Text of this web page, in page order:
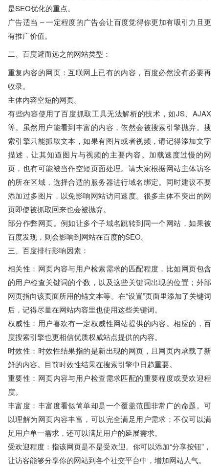
是SEO优化的重点。
广告适当 – 一定程度的广告会让百度觉得你更加有吸引力且更
有推广价值。
二、百度避而远之的网站类型：
重复内容的网页：互联网上已有的内容，百度必然没有必要再
收录。
主体内容空短的网页。
有些内容使用了百度抓取工具无法解析的技术，如JS、AJAX
等。虽然用户能看到丰富的内容，依然会被搜索引擎抛弃。搜
索引擎只能抓取文本，如果有图片或者视频，请记得添加文字
描述，让其知道图片与视频的主要内容。加载速度过慢的网
页，也有可能被当作空短页面处理。请大家根据网站主体访客
的所在区域，选择合适的服务器进行域名绑定。同时建议不要
添加过多图片，以免影响网站访问速度。很多主体不突出的网
页即使被抓取回来也会被抛弃。
部分作弊网页。例如让多个子域名跳转到同一个网站，如果被
百度发现，则会影响到网站在百度的SEO。
三、百度排行影响因素：
相关性：网页内容与用户检索需求的匹配程度，比如网页包含
的用户检查关键词的个数，以及这些关键词出现的位置；外部
网页指向该页面所用的锚文本等。在“设置”页面里添加了关键词
后，记得尽量在网站内容里也使用这些关键词。
权威性：用户喜欢有一定权威性网站提供的内容。相应的，百
度搜索引擎也更相信优质权威站点提供的内容。
时效性：时效性结果指的是新出现的网页，且网页内承载了新
鲜的内容。目前时效性结果在搜索引擎中日趋重要。
重要性：网页内容与用户检查需求匹配的重要程度或受欢迎程
度。
丰富度：丰富度看似简单却是一个覆盖范围非常广的命题。可
以理解为网页内容丰富，可以完全满足用户需求；不仅可以满
足用户单一需求，还可以满足用户的延展需求。
受欢迎程度：指该网页是不是受欢迎。你可以添加“分享按钮”，
让访客能够分享你的网站到各个社交平台中，增加网站人气。